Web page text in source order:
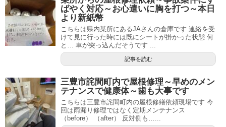
ばやく対応～お心遣いに胸を打つ～本日
より新紙幣
こちらは県内某所にあるJAさんの倉庫です 連絡を受
けて見に行った時には既にシートが掛かった状態 何
と… 車が突っ込んだそうです ...
記事を読む
三豊市詫間町内で屋根修理～早めのメン
テナンスで健康体～歯も大事です
こちらは三豊市詫間町内の屋根修繕依頼現場です 今
回は雨漏り修理ではなく定期メンテナンス
（before） （after） 反対側も…...